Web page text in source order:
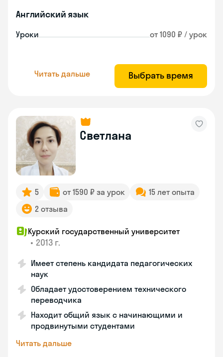
Английский язык
Уроки от 1090 ₽ / урок
Читать дальше Выбрать время
Светлана
5 от 1590 ₽ за урок
15 лет опыта
2 отзыва
Курский государственный университет
• 2013 г.
Имеет степень кандидата педагогических
наук
Обладает удостоверением технического
переводчика
Находит общий язык с начинающими и
продвинутыми студентами
Читать дальше